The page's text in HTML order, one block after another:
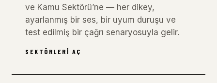
ve Kamu Sektörü’ne — her dikey,
ayarlanmış bir ses, bir uyum duruşu ve
test edilmiş bir çağrı senaryosuyla gelir.
SEKTÖRLERI AÇ